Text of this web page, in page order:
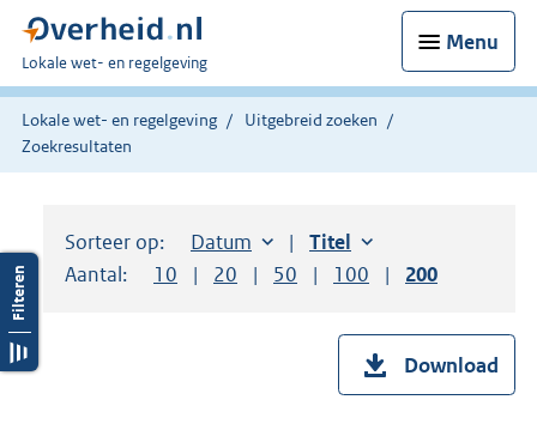
Menu
U
bent
hier:
Lokale wet- en regelgeving
Lokale wet- en regelgeving
Uitgebreid zoeken
Zoekresultaten
Sorteer op: Sorteer op:
Datum aflopendSorteer op:
Titel oplopend
Aantal:
Toon
10 resultaten per pagina
Toon
20 resultaten per pagina
Toon
50 resultaten per pagina
Toon
100 resultaten per
Toon
200
Download